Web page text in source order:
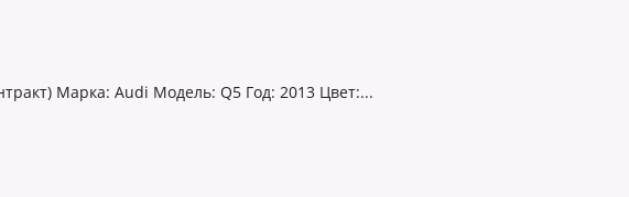
Марка: Audi Модель: Q5 Год: 2013 Цвет:...